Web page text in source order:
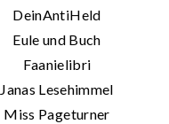
DeinAntiHeld
Eule und Buch
Faanielibri
Janas Lesehimmel
Miss Pageturner